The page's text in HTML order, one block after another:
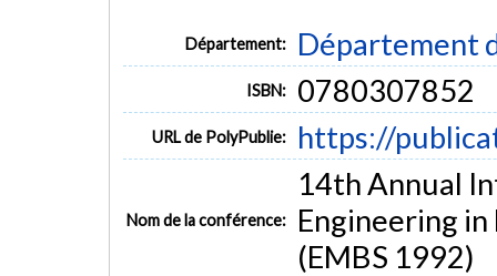
Département: Département
ISBN: 0780307852
URL de PolyPublie: https://
Nom de la conférence:
14th Annual
Engineering
(EMBS 1992)